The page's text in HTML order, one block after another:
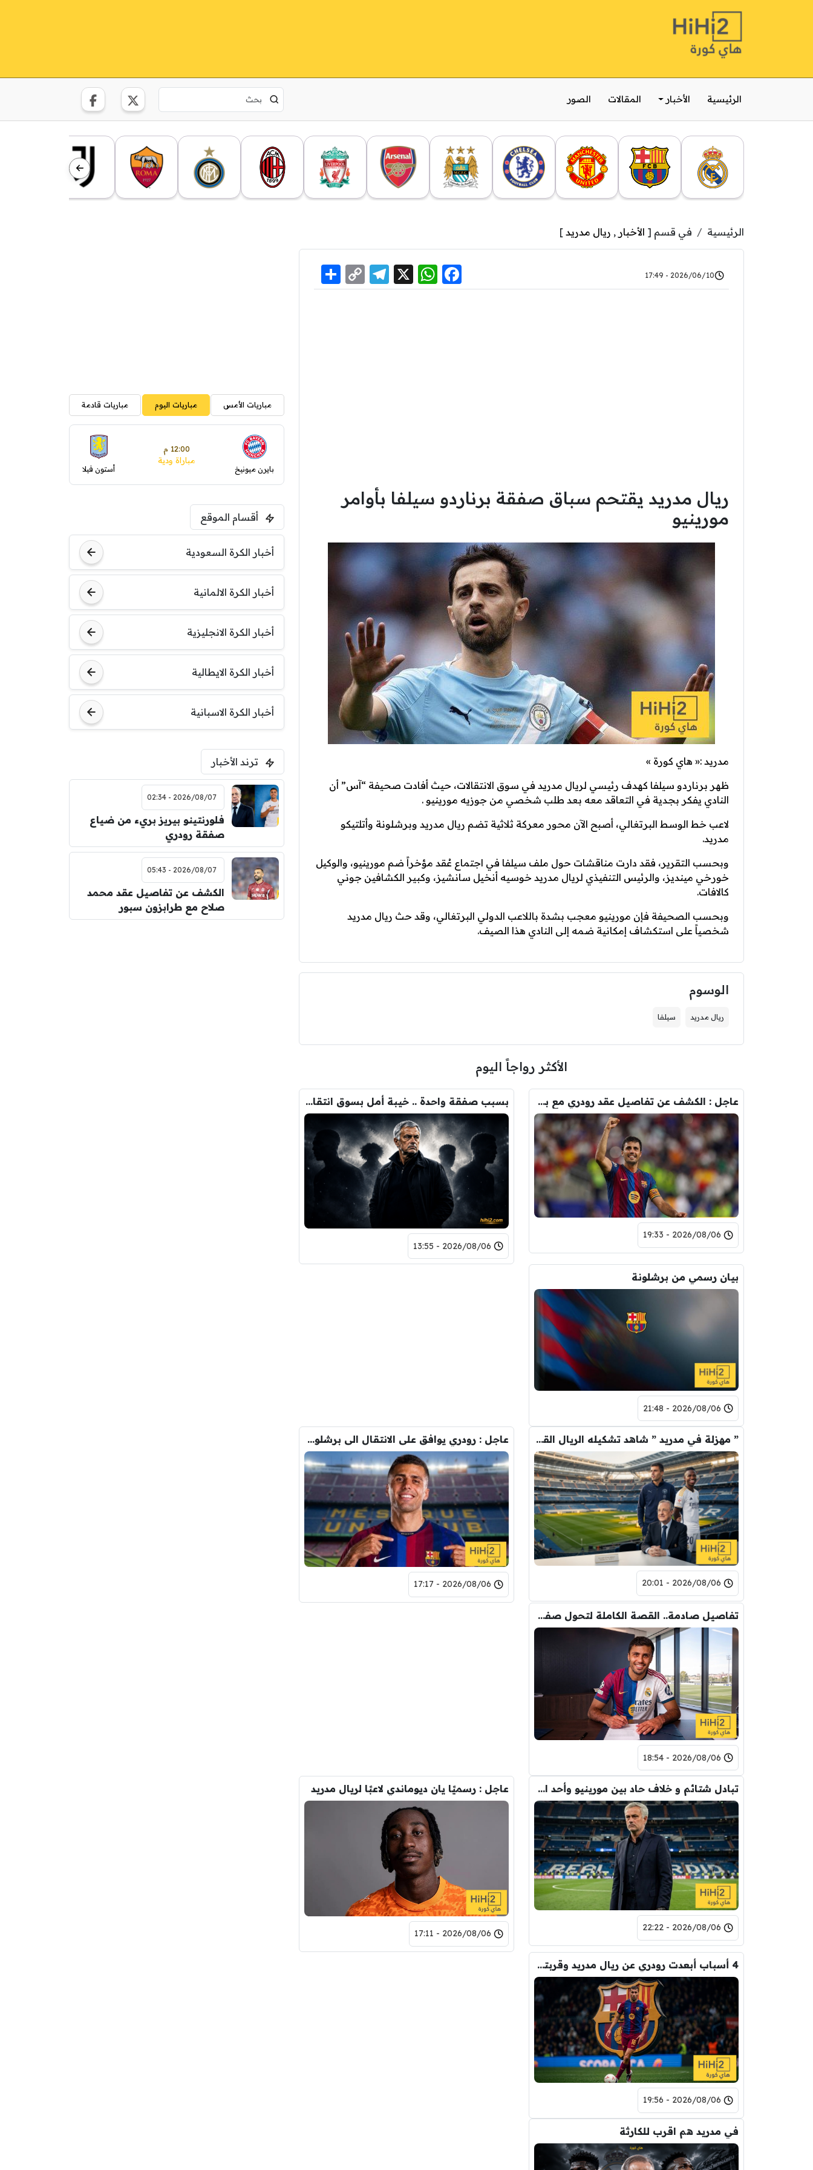
الرئيسية الأخبار المقالات الصور
الرئيسية في قسم [ الأخبار , ريال مدريد ]
2026/06/10 - 17:49
Facebook
WhatsApp
X
Telegram
Copy
Link
ريال مدريد يقتحم سباق صفقة برناردو سيلفا بأوامر
مورينيو
مدريد :« هاي كورة »
ظهر برناردو سيلفا كهدف رئيسي لريال مدريد في سوق الانتقالات، حيث أفادت صحيفة “آس” أن
النادي يفكر بجدية في التعاقد معه بعد طلب شخصي من جوزيه مورينيو .
لاعب خط الوسط البرتغالي، أصبح الآن محور معركة ثلاثية تضم ريال مدريد وبرشلونة وأتلتيكو
مدريد.
وبحسب التقرير، فقد دارت مناقشات حول ملف سيلفا في اجتماع عُقد مؤخراً ضم مورينيو، والوكيل
خورخي مينديز، والرئيس التنفيذي لريال مدريد خوسيه أنخيل سانشيز، وكبير الكشافين جوني
كالافات.
وبحسب الصحيفة فإن مورينيو معجب بشدة باللاعب الدولي البرتغالي، وقد حث ريال مدريد
شخصياً على استكشاف إمكانية ضمه إلى النادي هذا الصيف.
الوسوم
ريال مدريد سيلفا
الأكثر رواجاً اليوم
عاجل : الكشف عن تفاصيل عقد رودري مع برشلونة.. قيمة الصفقة والراتب
2026/08/06 - 19:33
بسبب صفقة واحدة .. خيبة أمل بسوق انتقالات ريال مدريد !
2026/08/06 - 13:55
بيان رسمي من برشلونة
2026/08/06 - 21:48
” مهزلة في مدريد ” شاهد تشكيله الريال القادمه لاكتساح المركز الثاني
2026/08/06 - 20:01
عاجل : رودري يوافق على الانتقال الى برشلونة.. 3 أسباب وراء قراره
2026/08/06 - 17:17
تفاصيل صادمة.. القصة الكاملة لتحول صفقة رودري من ريال مدريد الى برشلونة
2026/08/06 - 18:54
تبادل شتائم و خلاف حاد بين مورينيو وأحد افراد ادارة ريال مدريد بعد انهيار صفقة رودري
2026/08/06 - 22:22
عاجل : رسميًا يان ديوماندي لاعبًا لريال مدريد
2026/08/06 - 17:11
4 أسباب أبعدت رودري عن ريال مدريد وقربته من برشلونة
2026/08/06 - 19:56
في مدريد هم اقرب للكارثة
مباريات الأمس مباريات اليوم مباريات قادمة
بايرن ميونيخ
12:00 م
مباراة ودية
أستون فيلا
أقسام الموقع
أخبار الكرة السعودية
أخبار الكرة الالمانية
أخبار الكرة الانجليزية
أخبار الكرة الايطالية
أخبار الكرة الاسبانية
ترند الأخبار
2026/08/07 - 02:34
فلورنتينو بيريز بريء من ضياع
صفقة رودري
2026/08/07 - 05:43
الكشف عن تفاصيل عقد محمد
صلاح مع طرابزون سبور